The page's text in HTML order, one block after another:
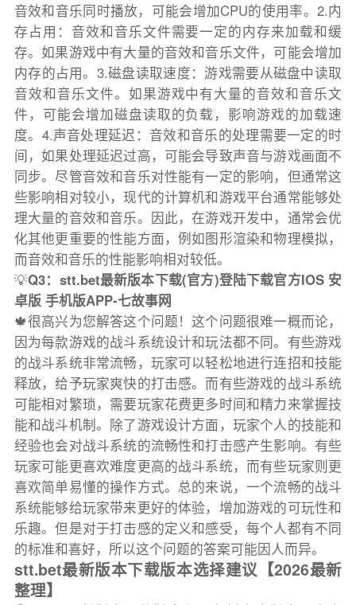
音效和音乐同时播放，可能会增加CPU的使用率。2.内
存占用：音效和音乐文件需要一定的内存来加载和缓
存。如果游戏中有大量的音效和音乐文件，可能会增加
内存的占用。3.磁盘读取速度：游戏需要从磁盘中读取
音效和音乐文件。如果游戏中有大量的音效和音乐文
件，可能会增加磁盘读取的负载，影响游戏的加载速
度。4.声音处理延迟：音效和音乐的处理需要一定的时
间，如果处理延迟过高，可能会导致声音与游戏画面不
同步。尽管音效和音乐对性能有一定的影响，但通常这
些影响相对较小，现代的计算机和游戏平台通常能够处
理大量的音效和音乐。因此，在游戏开发中，通常会优
化其他更重要的性能方面，例如图形渲染和物理模拟，
而音效和音乐的性能影响相对较低。
💡Q3：stt.bet最新版本下载(官方)登陆下载官方IOS 安
卓版 手机版APP-七故事网
🍁很高兴为您解答这个问题！这个问题很难一概而论，
因为每款游戏的战斗系统设计和玩法都不同。有些游戏
的战斗系统非常流畅，玩家可以轻松地进行连招和技能
释放，给予玩家爽快的打击感。而有些游戏的战斗系统
可能相对繁琐，需要玩家花费更多时间和精力来掌握技
能和战斗机制。除了游戏设计方面，玩家个人的技能和
经验也会对战斗系统的流畅性和打击感产生影响。有些
玩家可能更喜欢难度更高的战斗系统，而有些玩家则更
喜欢简单易懂的操作方式。总的来说，一个流畅的战斗
系统能够给玩家带来更好的体验，增加游戏的可玩性和
乐趣。但是对于打击感的定义和感受，每个人都有不同
的标准和喜好，所以这个问题的答案可能因人而异。
stt.bet最新版本下载版本选择建议【2026最新
整理】